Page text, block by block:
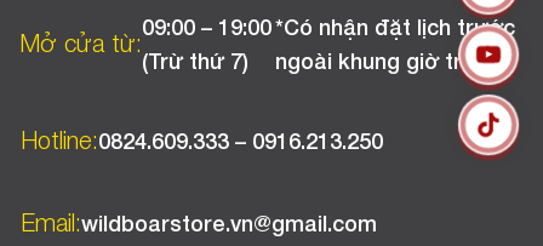
Chương trình khuyến mãi
Chính sách bảo hành
Chính sách vận chuyển, kiểm hàng
Mở cửa từ:
09:00 –
19:00 (Trừ
*Có nhận đặt lịch
trước ngoài khung giờ